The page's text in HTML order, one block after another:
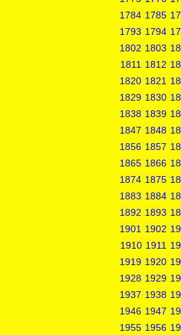
1784 1785
1793 1794
1802 1803
1811 1812
1820 1821
1829 1830
1838 1839
1847 1848
1856 1857
1865 1866
1874 1875
1883 1884
1892 1893
1901 1902
1910 1911
1919 1920
1928 1929
1937 1938
1946 1947
1955 1956